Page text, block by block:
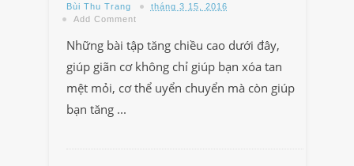
Bùi Thu Trang
tháng 3 15, 2016
Add Comment
Những bài tập tăng chiều cao dưới đây,
giúp giãn cơ không chỉ giúp bạn xóa tan
mệt mỏi, cơ thể uyển chuyển mà còn giúp
bạn tăng ...